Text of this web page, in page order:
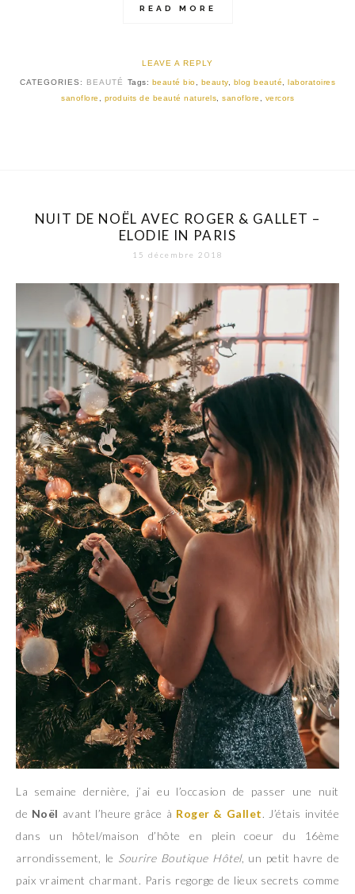
READ MORE
LEAVE A REPLY
CATEGORIES: BEAUTÉ Tags: beauté bio, beauty, blog beauté,
laboratoires
sanoflore , produits de beauté naturels, sanoflore , vercors
NUIT DE NOËL AVEC ROGER & GALLET –
ELODIE IN PARIS
15 décembre 2018
La semaine dernière, j’ai eu l’occasion de passer une nuit
de Noël avant l’heure grâce à Roger & Gallet. J’étais invitée
dans un hôtel/maison d’hôte en plein coeur du 16ème
arrondissement, le Sourire Boutique Hôtel, un petit havre de
paix vraiment charmant. Paris regorge de lieux secrets comme